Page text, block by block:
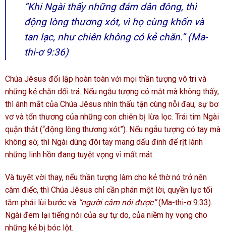
“Khi Ngài thấy những đám dân đông, thì
động lòng thương xót, vì họ cùng khốn và
tan lạc, như chiên không có kẻ chăn.” (Ma-
thi-ơ 9:36)
Chúa Jêsus đối lập hoàn toàn với mọi thần tượng vô tri và
những kẻ chăn dối trá. Nếu ngẫu tượng có mắt mà không thấy,
thì ánh mắt của Chúa Jêsus nhìn thấu tận cùng nỗi đau, sự bơ
vơ và tổn thương của những con chiên bị lừa lọc. Trái tim Ngài
quặn thắt (“động lòng thương xót”). Nếu ngẫu tượng có tay mà
không sờ, thì Ngài dùng đôi tay mang dấu đinh để rịt lành
những linh hồn đang tuyệt vọng vì mất mát.
Và tuyệt vời thay, nếu thần tượng làm cho kẻ thờ nó trở nên
câm điếc, thì Chúa Jêsus chỉ cần phán một lời, quyền lực tối
tăm phải lùi bước và “người câm nói được”(Ma-thi-ơ 9:33).
Ngài đem lại tiếng nói của sự tự do, của niềm hy vọng cho
những kẻ bị bóc lột.